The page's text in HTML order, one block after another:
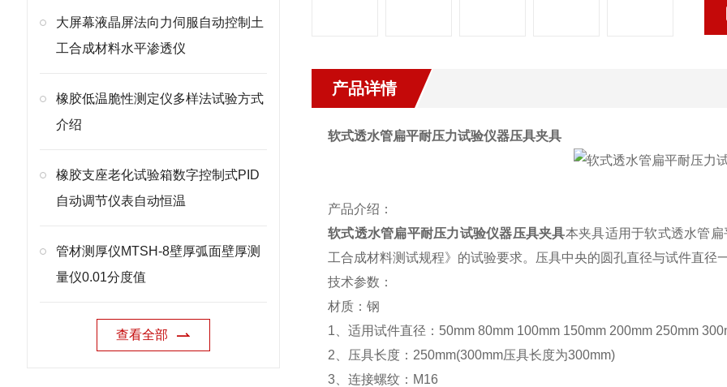
大屏幕液晶屏法向力伺服自动控制土
工合成材料水平渗透仪
橡胶低温脆性测定仪多样法试验方式
介绍
橡胶支座老化试验箱数字控制式PID
自动调节仪表自动恒温
管材测厚仪MTSH-8壁厚弧面壁厚测
量仪0.01分度值
查看全部
产品详情
软式透水管扁平耐压力试验仪器压具夹具
产品介绍：
软式透水管扁平耐压力试验仪器压具夹具本夹具适用于软式透水管
工合成材料测试规程》的试验要求。压具中央的圆孔直径与试件直径
技术参数：
材质：钢
1 、适用试件直径： 50mm 80mm 100mm 150mm 200mm 250mm
2 、压具长度： 250mm(300mm压具长度为300mm)
3 、连接螺纹： M16